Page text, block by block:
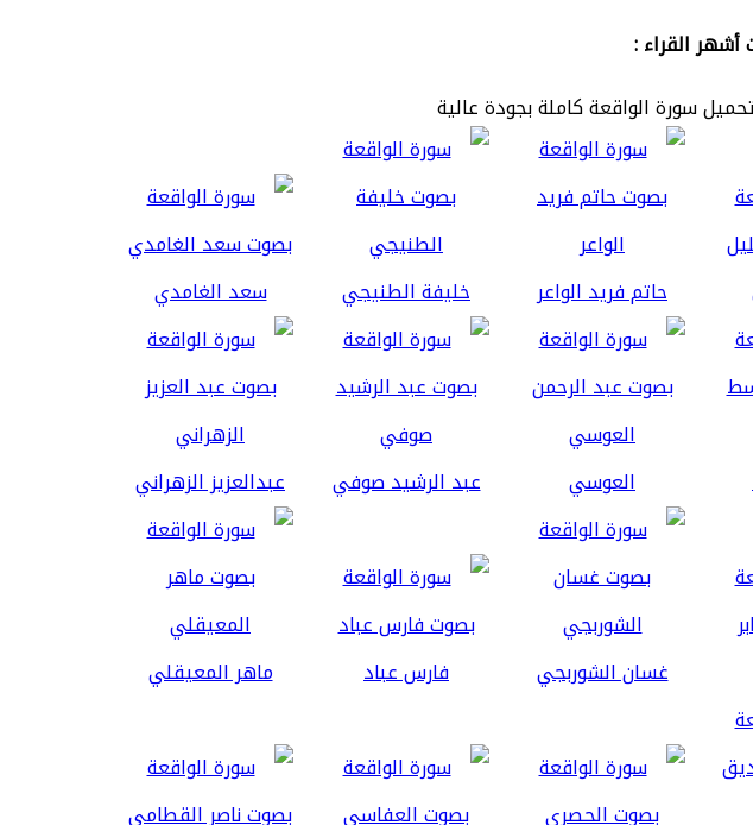
القراء :
سورة الواقعة كاملة بجودة عالية
حاتم فريد الواعر خليفة الطنيجي سعد الغامدي
العوسي عبد الرشيد صوفي عبدالعزيز الزهراني
غسان الشوربجي فارس عباد ماهر المعيقلي